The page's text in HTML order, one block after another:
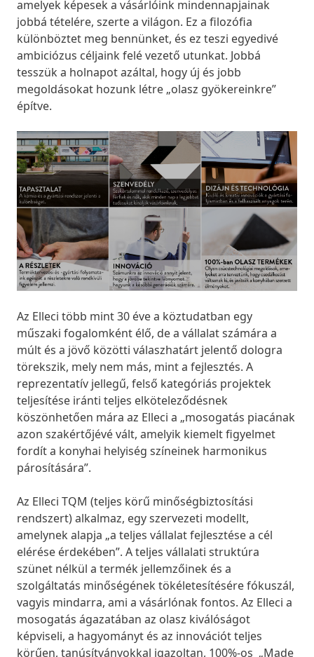
amelyek képesek a vásárlóink mindennapjainak
jobbá tételére, szerte a világon. Ez a filozófia
különböztet meg bennünket, és ez teszi egyedivé
ambiciózus céljaink felé vezető utunkat. Jobbá
tesszük a holnapot azáltal, hogy új és jobb
megoldásokat hozunk létre „olasz gyökereinkre”
építve.
Az Elleci több mint 30 éve a köztudatban egy
műszaki fogalomként élő, de a vállalat számára a
múlt és a jövő közötti válaszhatárt jelentő dologra
törekszik, mely nem más, mint a fejlesztés. A
reprezentatív jellegű, felső kategóriás projektek
teljesítése iránti teljes elköteleződésnek
köszönhetően mára az Elleci a „mosogatás piacának
azon szakértőjévé vált, amelyik kiemelt figyelmet
fordít a konyhai helyiség színeinek harmonikus
párosítására”.
Az Elleci TQM (teljes körű minőségbiztosítási
rendszert) alkalmaz, egy szervezeti modellt,
amelynek alapja „a teljes vállalat fejlesztése a cél
elérése érdekében”. A teljes vállalati struktúra
szünet nélkül a termék jellemzőinek és a
szolgáltatás minőségének tökéletesítésére fókuszál,
vagyis mindarra, ami a vásárlónak fontos. Az Elleci a
mosogatás ágazatában az olasz kiválóságot
képviseli, a hagyományt és az innovációt teljes
körűen, tanúsítványokkal igazoltan, 100%-os „Made